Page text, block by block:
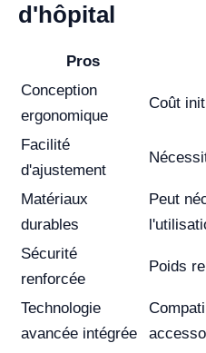
d'hôpital
Pros
Conception
ergonomique
Coût
Facilité
d'ajustement
Matériaux
durables
Peut
Sécurité
renforcée
Poids
Technologie
avancée intégrée